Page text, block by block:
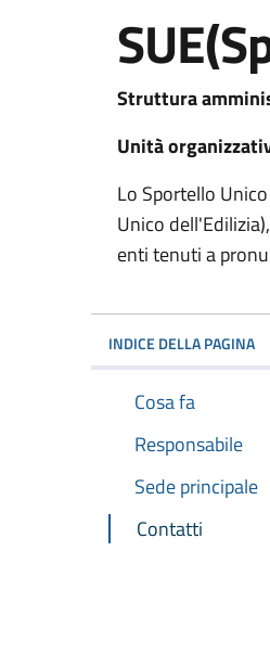
Struttura
Unità
Lo Sportello
Unico
enti tenuti a
INDICE DELLA PAGINA
Cosa fa
Responsabile
Sede principale
Contatti